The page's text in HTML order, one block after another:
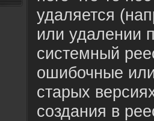
удаляется
или удалении
системный
ошибочные
старых в
создания в